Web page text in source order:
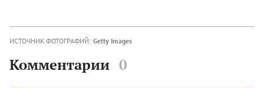
ИСТОЧНИК ФОТОГРАФИЙ: Getty Images
Комментарии 0